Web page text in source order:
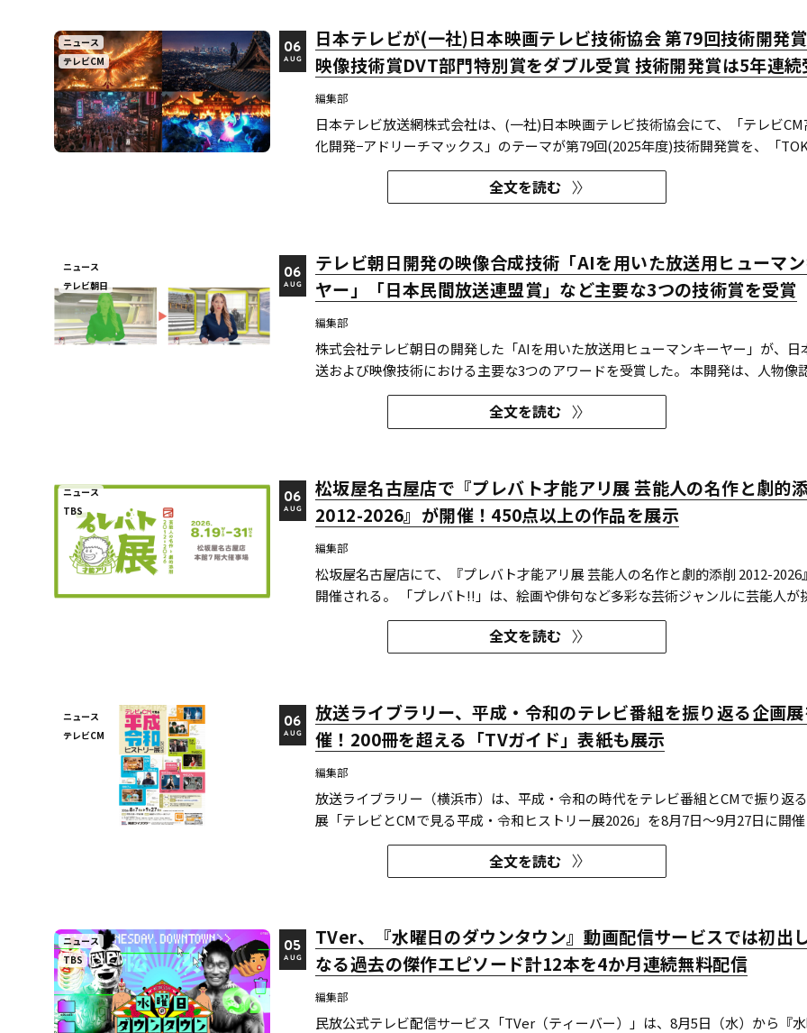
ニュース
テレビCM
日本テレビが(一社)日本映画テレビ技術協会 第79回技術開発
映像技術賞DVT部門特別賞をダブル受賞 技術開発賞は5年連続
編集部
06
AUG
日本テレビ放送網株式会社は、(一社)日本映画テレビ技術協会にて、「テレビ
化開発−アドリーチマックス」のテーマが第79回(2025年度)技術開発賞を、「
女忍者」が映像技術賞 DVT(デジタルビジュアル技術)部門 特別賞を受賞したこと
表した。技術開発賞部門では、昨年に続き5年連続の受賞となる。 この賞は毎年、
全文を読む
ニュース
テレビ朝日
テレビ朝日開発の映像合成技術「AIを用いた放送用ヒューマ
ヤー」「日本民間放送連盟賞」など主要な3つの技術賞を受賞
編集部
06
AUG
株式会社テレビ朝日の開発した「AIを用いた放送用ヒューマンキーヤー」が、日
送および映像技術における主要な3つのアワードを受賞した。 本開発は、人物像
と最新のXR技術を組み合わせたシステムであり、その革新性と実用性が業界内で
全文を読む
ニュース
TBS
松坂屋名古屋店で『プレバト才能アリ展 芸能人の名作と劇的
2012-2026』が開催！450点以上の作品を展示
編集部
06
AUG
松坂屋名古屋店にて、『プレバト才能アリ展 芸能人の名作と劇的添削 2012-2026
開催される。 「プレバト!!」は、絵画や俳句など多彩な芸術ジャンルに芸能人が
し、その作品を超一流の講師陣が才能アリ/ナシで厳しく査定する教養バラエティ
組だ。 本展では、定番ジャンルの俳句・水彩画から、大漁旗や黒板アートといっ
全文を読む
ニュース
テレビCM
放送ライブラリー、平成・令和のテレビ番組を振り返る企画
催！200冊を超える「TVガイド」表紙も展示
編集部
06
AUG
放送ライブラリー（横浜市）は、平成・令和の時代をテレビ番組とCMで振り返
展「テレビとCMで見る平成・令和ヒストリー展2026」を8月7日～9月27日に開
全文を読む
ニュース
TBS
TVer、『水曜日のダウンタウン』動画配信サービスでは初出
なる過去の傑作エピソード計12本を4か月連続無料配信
編集部
05
AUG
民放公式テレビ配信サービス「TVer（ティーバー）」は、8月5日（水）から『